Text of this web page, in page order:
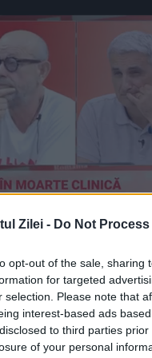
Zilei - Do Not
opt-out of the sale,
for targeted
selection. Please note that
interest-based ads
to third parties
of your personal
grele când s-
vrem să
să fie înlocuiţi
Ne